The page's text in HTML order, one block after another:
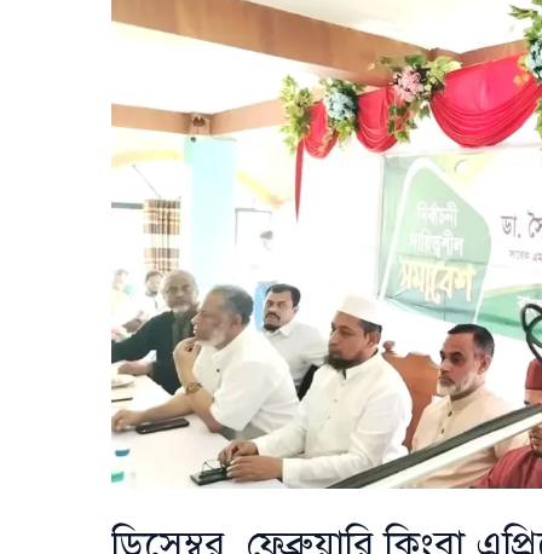
ক্ষোভ:
‘একটি
সঙ্গে
বৈঠক
নজিরবিহীন
ও
পক্ষপাতদুষ্ট’
ডিসেম্বর, ফেব্রুয়ারি কিংবা